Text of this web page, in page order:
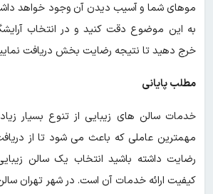
موهای شما و آسیب دیدن آن وجود خواهد
به این موضوع دقت کنید و در انتخاب
خرج دهید تا نتیجه رضایت بخش دریافت
مطلب پایانی
خدمات سالن های زیبایی از تنوع بسیار
مهمترین عاملی که باعث می شود تا از
رضایت داشته باشید انتخاب یک سالن
کیفیت ارائه خدمات آن است. در شهر تهران